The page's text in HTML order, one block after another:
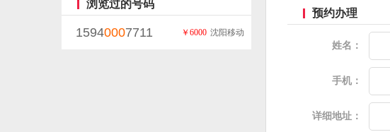
浏览过的号码
15940007711 沈阳移动
￥6000
预约办理
姓名：
手机：
详细地址：